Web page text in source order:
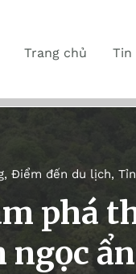
Trang chủ Tin
, Điểm đến du lịch,
phá
ngọc